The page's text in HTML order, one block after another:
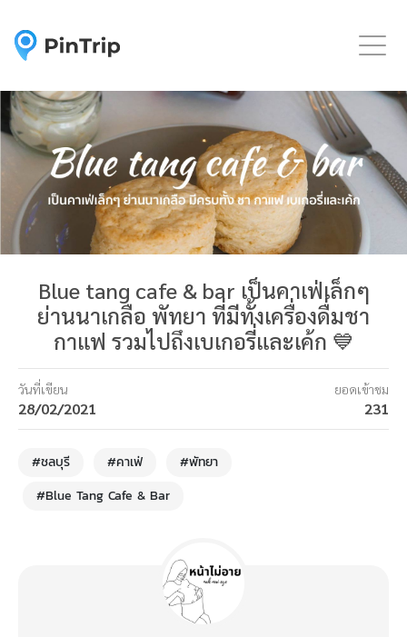
Blue tang cafe & bar เป็นคาเฟ่เล็กๆ
ย่านนาเกลือ พัทยา ที่มีทั้งเครื่องดื่มชา
กาแฟ รวมไปถึงเบเกอรี่และเค้ก 💙
วันที่เขียน
28/02/2021
ยอดเข้าชม
231
#ชลบุรี #คาเฟ่
#พัทยา
#Blue Tang Cafe & Bar